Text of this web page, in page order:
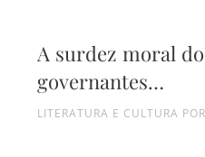
A surdez moral
governantes…
LITERATURA E CULTURA